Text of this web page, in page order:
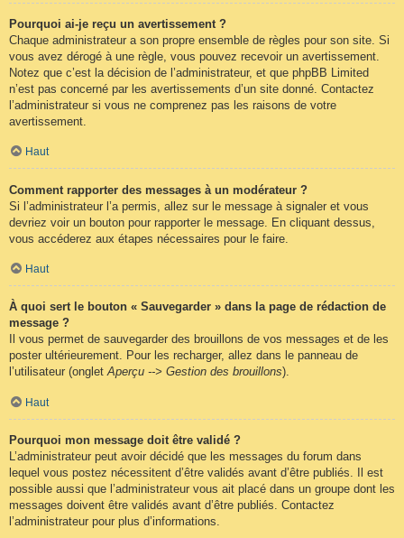
Pourquoi ai-je reçu un avertissement ?
Chaque administrateur a son propre ensemble de règles pour son site. Si
vous avez dérogé à une règle, vous pouvez recevoir un avertissement.
Notez que c’est la décision de l’administrateur, et que phpBB Limited
n’est pas concerné par les avertissements d’un site donné. Contactez
l’administrateur si vous ne comprenez pas les raisons de votre
avertissement.
Haut
Comment rapporter des messages à un modérateur ?
Si l’administrateur l’a permis, allez sur le message à signaler et vous
devriez voir un bouton pour rapporter le message. En cliquant dessus,
vous accéderez aux étapes nécessaires pour le faire.
Haut
À quoi sert le bouton « Sauvegarder » dans la page de rédaction de
message ?
Il vous permet de sauvegarder des brouillons de vos messages et de les
poster ultérieurement. Pour les recharger, allez dans le panneau de
l’utilisateur (ongletAperçu --> Gestion des brouillons).
Haut
Pourquoi mon message doit être validé ?
L’administrateur peut avoir décidé que les messages du forum dans
lequel vous postez nécessitent d’être validés avant d’être publiés. Il est
possible aussi que l’administrateur vous ait placé dans un groupe dont les
messages doivent être validés avant d’être publiés. Contactez
l’administrateur pour plus d’informations.